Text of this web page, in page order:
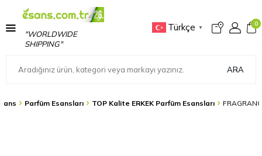
"WORLDWIDE
SHIPPING"
Türkçe ▼
0
ARA
Parfüm Esansları TOP Kalite ERKEK Parfüm Esansları